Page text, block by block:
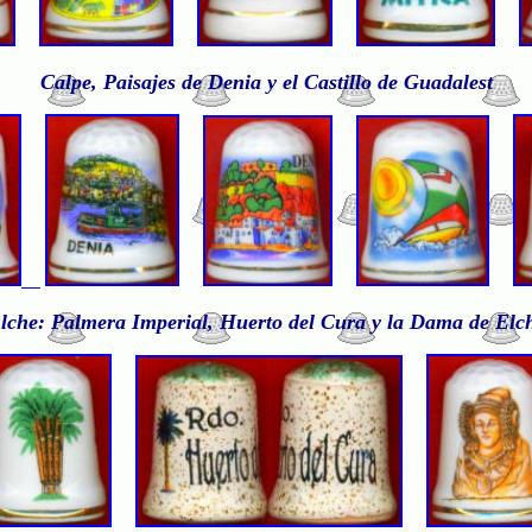
Calpe, Paisajes de Denia y el Castillo de Guadalest
Palmera Imperial, Huerto del Cura y la Dama de